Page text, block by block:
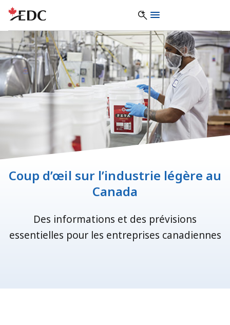
Coup d’œil sur l’industrie légère au
Canada
Des informations et des prévisions
essentielles pour les entreprises canadiennes